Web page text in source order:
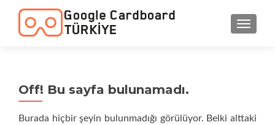
Off! Bu sayfa bulunamadı.
Burada hiçbir şeyin bulunmadığı görülüyor. Belki alttaki